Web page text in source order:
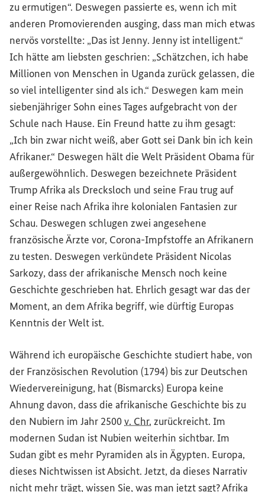
zu ermutigen“. Deswegen passierte es, wenn ich mit
anderen Promovierenden ausging, dass man mich etwas
nervös vorstellte: „Das ist Jenny. Jenny ist intelligent.“
Ich hätte am liebsten geschrien: „Schätzchen, ich habe
Millionen von Menschen in Uganda zurück gelassen, die
so viel intelligenter sind als ich.“ Deswegen kam mein
siebenjähriger Sohn eines Tages aufgebracht von der
Schule nach Hause. Ein Freund hatte zu ihm gesagt:
„Ich bin zwar nicht weiß, aber Gott sei Dank bin ich kein
Afrikaner.“ Deswegen hält die Welt Präsident Obama für
außergewöhnlich. Deswegen bezeichnete Präsident
Trump Afrika als Drecksloch und seine Frau trug auf
einer Reise nach Afrika ihre kolonialen Fantasien zur
Schau. Deswegen schlugen zwei angesehene
französische Ärzte vor, Corona-Impfstoffe an Afrikanern
zu testen. Deswegen verkündete Präsident Nicolas
Sarkozy, dass der afrikanische Mensch noch keine
Geschichte geschrieben hat. Ehrlich gesagt war das der
Moment, an dem Afrika begriff, wie dürftig Europas
Kenntnis der Welt ist.
Während ich europäische Geschichte studiert habe, von
der Französischen Revolution (1794) bis zur Deutschen
Wiedervereinigung, hat (Bismarcks) Europa keine
Ahnung davon, dass die afrikanische Geschichte bis zu
den Nubiern im Jahr 2500v. Chr. zurückreicht. Im
modernen Sudan ist Nubien weiterhin sichtbar. Im
Sudan gibt es mehr Pyramiden als in Ägypten. Europa,
dieses Nichtwissen ist Absicht. Jetzt, da dieses Narrativ
nicht mehr trägt, wissen Sie, was man jetzt sagt? Afrika